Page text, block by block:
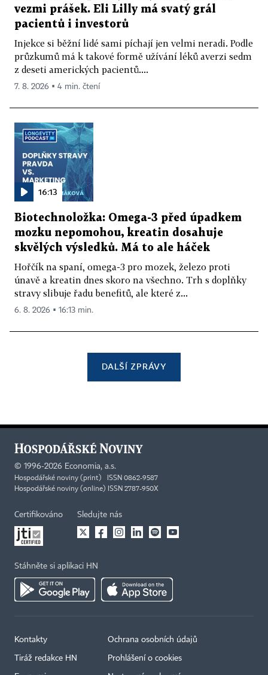
vezmi prášek. Eli Lilly má svatý grál
pacientů i investorů
Injekce si běžní lidé sami píchají jen velmi neradi. Podle
průzkumů má k takové formě užívání léků averzi sedm
z deseti amerických pacientů....
7. 8. 2026 ▪ 4 min. čtení
16:13
Biotechnoložka: Omega-3 před úpadkem
mozku nepomohou, kreatin dosahuje
skvělých výsledků. Má to ale háček
Hořčík na spaní, omega-3 pro mozek, železo proti
únavě a kreatin dnes skoro na všechno. Trh s doplňky
stravy slibuje řadu benefitů, ale které z...
6. 8. 2026 ▪ 16:13 min.
DALŠÍ ZPRÁVY
© 1996-2026 Economia, a.s.
Hospodářské noviny (print) ISSN 0862-9587
Hospodářské noviny (online) ISSN 2787-950X
Certifikováno Sledujte nás
Stáhněte si aplikaci HN
Kontakty
Tiráž redakce HN
Ochrana osobních údajů
Prohlášení o cookies